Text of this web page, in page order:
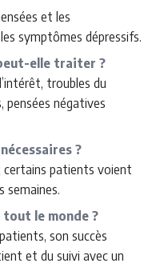
et les
symptômes dépressifs.
elle traiter ?
troubles du
pensées négatives
?
certains patients voient
semaines.
tout le monde ?
son succès
et du suivi avec un